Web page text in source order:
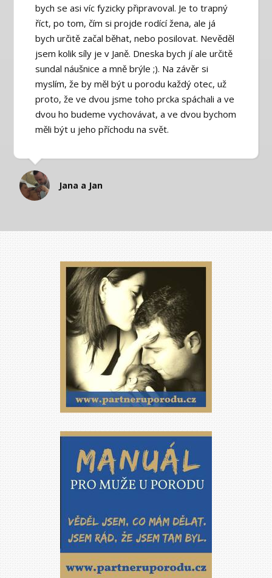
bych se asi víc fyzicky připravoval. Je to trapný
říct, po tom, čím si projde rodící žena, ale já
bych určitě začal běhat, nebo posilovat. Nevěděl
jsem kolik síly je v Janě. Dneska bych jí ale určitě
sundal náušnice a mně brýle ;). Na závěr si
myslím, že by měl být u porodu každý otec, už
proto, že ve dvou jsme toho prcka spáchali a ve
dvou ho budeme vychovávat, a ve dvou bychom
měli být u jeho příchodu na svět.
Jana a Jan